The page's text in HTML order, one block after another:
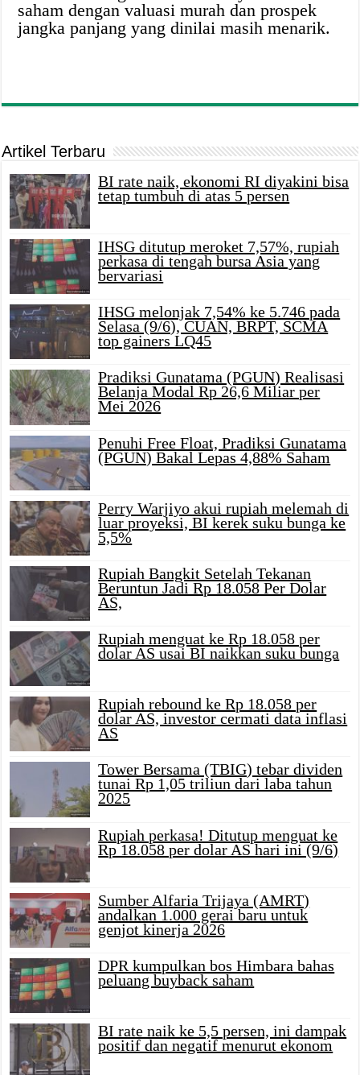
saham dengan valuasi murah dan prospek
jangka panjang yang dinilai masih menarik.
Artikel Terbaru
BI rate naik, ekonomi RI diyakini bisa
tetap tumbuh di atas 5 persen
IHSG ditutup meroket 7,57%, rupiah
perkasa di tengah bursa Asia yang
bervariasi
IHSG melonjak 7,54% ke 5.746 pada
Selasa (9/6), CUAN, BRPT, SCMA
top gainers LQ45
Pradiksi Gunatama (PGUN) Realisasi
Belanja Modal Rp 26,6 Miliar per
Mei 2026
Penuhi Free Float, Pradiksi Gunatama
(PGUN) Bakal Lepas 4,88% Saham
Perry Warjiyo akui rupiah melemah di
luar proyeksi, BI kerek suku bunga ke
5,5%
Rupiah Bangkit Setelah Tekanan
Beruntun Jadi Rp 18.058 Per Dolar
AS,
Rupiah menguat ke Rp 18.058 per
dolar AS usai BI naikkan suku bunga
Rupiah rebound ke Rp 18.058 per
dolar AS, investor cermati data inflasi
AS
Tower Bersama (TBIG) tebar dividen
tunai Rp 1,05 triliun dari laba tahun
2025
Rupiah perkasa! Ditutup menguat ke
Rp 18.058 per dolar AS hari ini (9/6)
Sumber Alfaria Trijaya (AMRT)
andalkan 1.000 gerai baru untuk
genjot kinerja 2026
DPR kumpulkan bos Himbara bahas
peluang buyback saham
BI rate naik ke 5,5 persen, ini dampak
positif dan negatif menurut ekonom